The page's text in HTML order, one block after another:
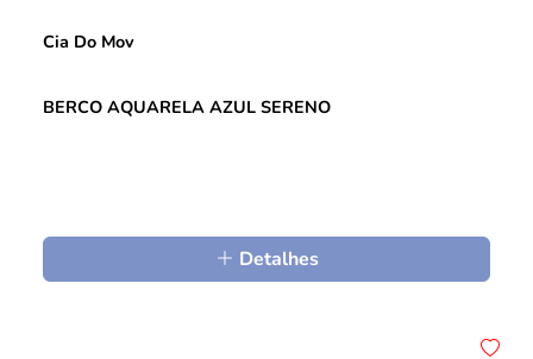
Cia Do Mov
BERCO AQUARELA AZUL SERENO
Detalhes